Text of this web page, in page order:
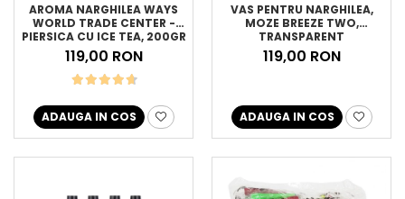
AROMA NARGHILEA WAYS
WORLD TRADE CENTER -
PIERSICA CU ICE TEA, 200GR
119,00 RON
ADAUGA IN COS
VAS PENTRU NARGHILEA,
MOZE BREEZE TWO,
TRANSPARENT
119,00 RON
ADAUGA IN COS